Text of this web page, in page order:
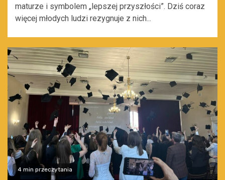
maturze i symbolem „lepszej przyszłości”. Dziś coraz
więcej młodych ludzi rezygnuje z nich...
4 min przeczytania